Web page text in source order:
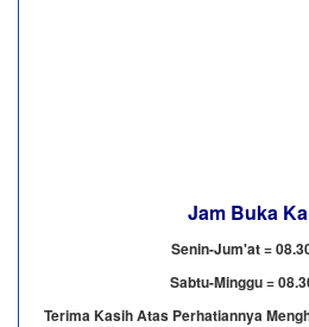
Jam Buka
Senin-Jum'at =
Sabtu-Minggu =
Terima Kasih Atas Perhatiannya